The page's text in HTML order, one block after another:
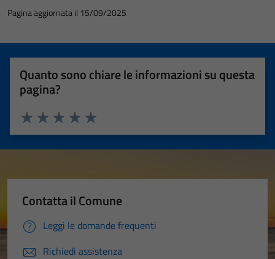
Pagina aggiornata il 15/09/2025
Quanto sono chiare le informazioni su questa
pagina?
Valuta 5 stelle su 5
Valuta 4 stelle su 5
Valuta 3 stelle su 5
Valuta 2 stelle su 5
Valuta 1 stelle su 5
Contatta il Comune
Leggi le domande frequenti
Richiedi assistenza